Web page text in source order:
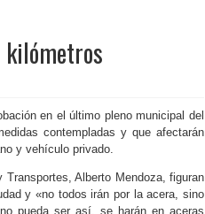
kilómetros
en el último pleno municipal del
contempladas y que afectarán
y vehículo privado.
Alberto Mendoza, figuran
y «no todos irán por la acera, sino
pueda ser así, se harán en aceras